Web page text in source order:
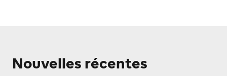
Nouvelles récentes